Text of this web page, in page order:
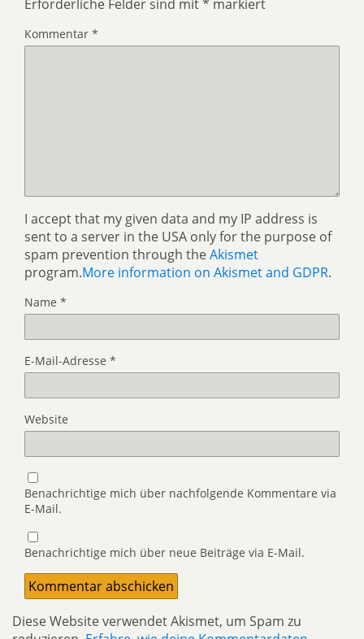
Erforderliche Felder sind mit* markiert
Kommentar *
I accept that my given data and my IP address is
sent to a server in the USA only for the purpose of
spam prevention through theAkismet
program.More information on Akismet and GDPR.
Name *
E-Mail-Adresse *
Website
Benachrichtige mich über nachfolgende Kommentare via
E-Mail.
Benachrichtige mich über neue Beiträge via E-Mail.
Diese Website verwendet Akismet, um Spam zu